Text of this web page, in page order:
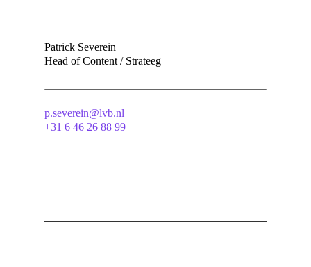
Patrick Severein
Head of Content / Strateeg
p.severein@lvb.nl
+31 6 46 26 88 99